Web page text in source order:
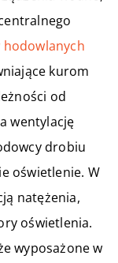
hodowlanych
kurom
od
wentylację
drobiu
oświetlenie. W
natężenia,
oświetlenia.
wyposażone w